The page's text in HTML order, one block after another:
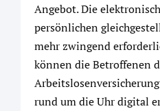
Angebot. Die
persönlichen
mehr zwingend
können die Betroffenen
rund um die Uhr digital